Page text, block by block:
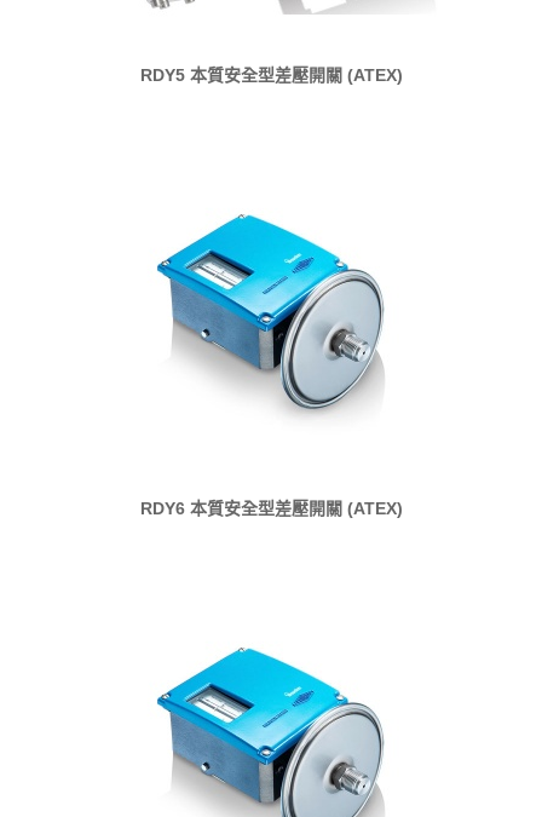
RDY5 本質安全型差壓開關 (ATEX)
RDY6 本質安全型差壓開關 (ATEX)